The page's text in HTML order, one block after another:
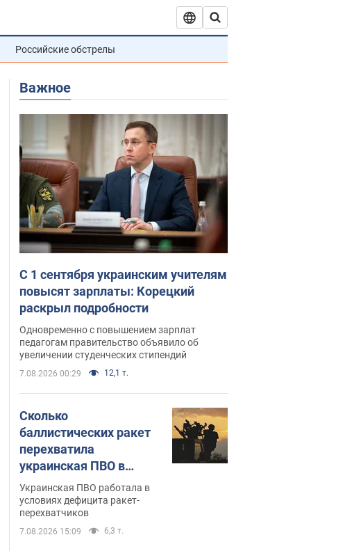
Российские обстрелы
Важное
С 1 сентября украинским учителям
повысят зарплаты: Корецкий
раскрыл подробности
Одновременно с повышением зарплат
педагогам правительство объявило об
увеличении студенческих стипендий
7.08.2026 00:29 12,1 т.
Сколько
баллистических ракет
перехватила
украинская ПВО в
июле: в Минобороны
назвали цифру
Украинская ПВО работала в
условиях дефицита ракет-
перехватчиков
7.08.2026 15:09 6,3 т.